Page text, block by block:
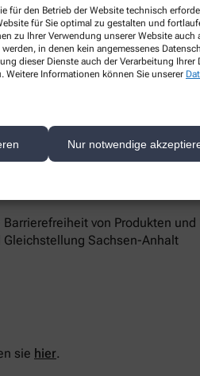
für den Betrieb der Website technisch
für Sie optimal zu gestalten und
zu Ihrer Verwendung unserer Website auch
in denen kein angemessenes
dieser Dienste auch der Verarbeitung Ihrer
Weitere Informationen können Sie unserer
Nur notwendige
keine
unterstützt Sie dabei, ihre
von Produkten
Sachsen-Anhalt
sie hier.